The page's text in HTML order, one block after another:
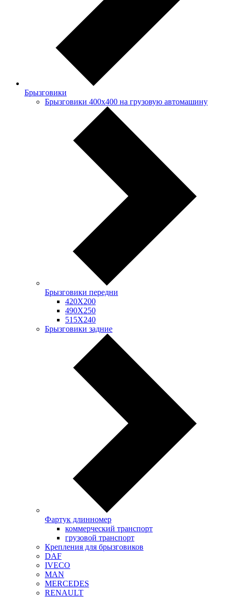
Брызговики
Брызговики 400х400 на грузовую автомашину
Брызговики передни
420Х200
490Х250
515Х240
Брызговики задние
Фартук длинномер
коммерческий транспорт
грузовой транспорт
Крепления для брызговиков
DAF
IVECO
MAN
MERCEDES
RENAULT